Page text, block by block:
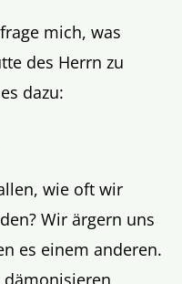
mich, was
des Herrn zu
dazu:
wie oft wir
Wir ärgern uns
es einem anderen.